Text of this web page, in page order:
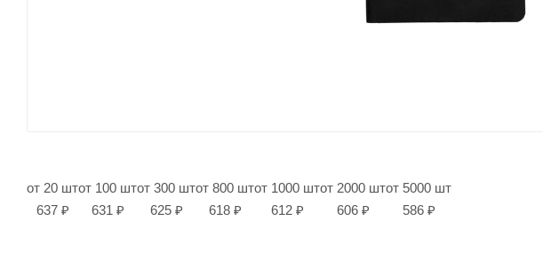
от 20 шт
637 ₽
от 100 шт
631 ₽
от 300 шт
625 ₽
от 800 шт
618 ₽
от 1000 шт
612 ₽
от 2000 шт
606 ₽
от 5000 шт
586 ₽